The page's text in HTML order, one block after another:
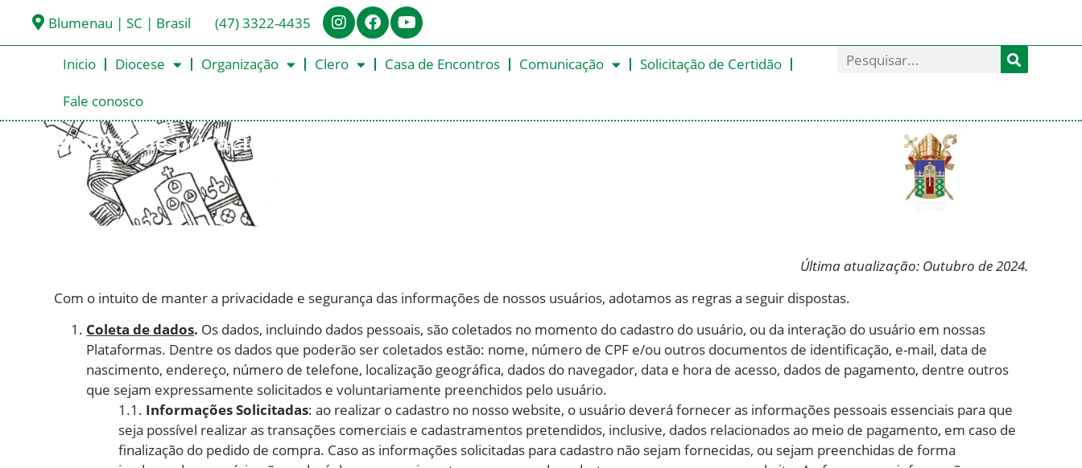
Blumenau | SC | Brasil (47) 3322-4435
Inicio Diocese Organização Clero Casa de Encontros Comunicação
Solicitação de Certidão
Fale conosco
Política de privacidade
Última atualização: Outubro de 2024.
Com o intuito de manter a privacidade e segurança das informações de nossos usuários, adotamos as regras a seguir dispostas.
Coleta de dados. Os dados, incluindo dados pessoais, são coletados no momento do cadastro do usuário, ou da interação do usuário em nossas
Plataformas. Dentre os dados que poderão ser coletados estão: nome, número de CPF e/ou outros documentos de identificação, e-mail, data de
nascimento, endereço, número de telefone, localização geográfica, dados do navegador, data e hora de acesso, dados de pagamento, dentre outros
que sejam expressamente solicitados e voluntariamente preenchidos pelo usuário.
1.1. Informações Solicitadas: ao realizar o cadastro no nosso website, o usuário deverá fornecer as informações pessoais essenciais para que
seja possível realizar as transações comerciais e cadastramentos pretendidos, inclusive, dados relacionados ao meio de pagamento, em caso de
finalização do pedido de compra. Caso as informações solicitadas para cadastro não sejam fornecidas, ou sejam preenchidas de forma